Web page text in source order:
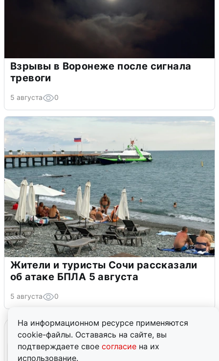
На информационном ресурсе применяются
cookie-файлы. Оставаясь на сайте, вы
подтверждаете свое согласие на их
использование.
Взрывы в Воронеже после сигнала
тревоги
5 августа 0
Жители и туристы Сочи рассказали
об атаке БПЛА 5 августа
5 августа 0